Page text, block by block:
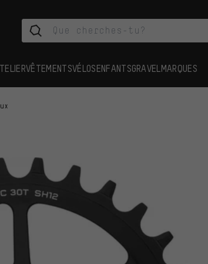
VÊTEMENTSVÉLOSENFANTSGRAVEL MARQUES